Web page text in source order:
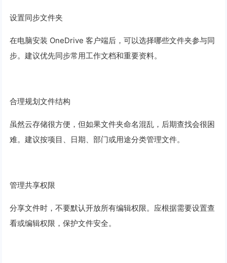
设置同步文件夹
在电脑安装 OneDrive 客户端后，可以选择哪些文件夹参与同
步。建议优先同步常用工作文档和重要资料。
合理规划文件结构
虽然云存储很方便，但如果文件夹命名混乱，后期查找会很困
难。建议按项目、日期、部门或用途分类管理文件。
管理共享权限
分享文件时，不要默认开放所有编辑权限。应根据需要设置查
看或编辑权限，保护文件安全。